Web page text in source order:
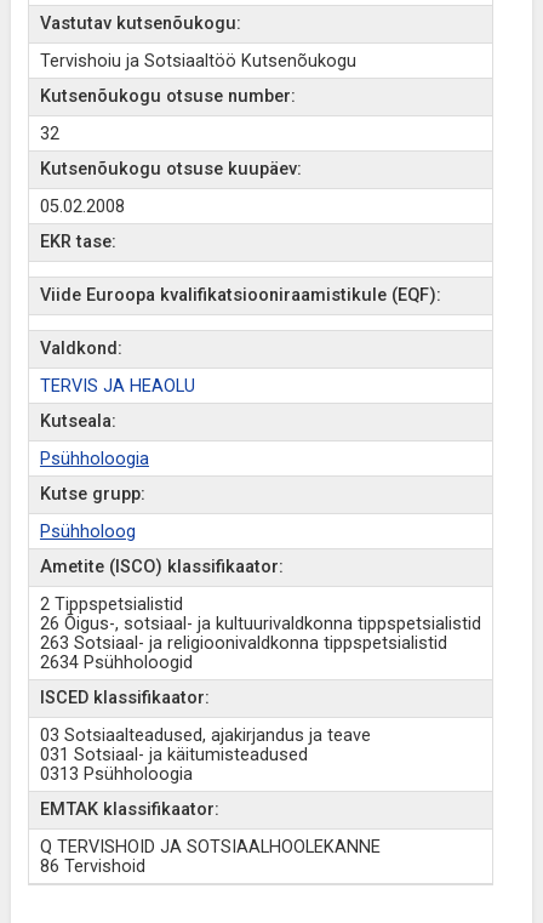
Vastutav kutsenõukogu:
Tervishoiu ja Sotsiaaltöö Kutsenõukogu
Kutsenõukogu otsuse number:
32
Kutsenõukogu otsuse kuupäev:
05.02.2008
EKR tase:
Viide Euroopa kvalifikatsiooniraamistikule (EQF):
Valdkond:
TERVIS JA HEAOLU
Kutseala:
Psühholoogia
Kutse grupp:
Psühholoog
Ametite (ISCO) klassifikaator:
2 Tippspetsialistid
26 Õigus-, sotsiaal- ja kultuurivaldkonna tippspetsialistid
263 Sotsiaal- ja religioonivaldkonna tippspetsialistid
2634 Psühholoogid
ISCED klassifikaator:
03 Sotsiaalteadused, ajakirjandus ja teave
031 Sotsiaal- ja käitumisteadused
0313 Psühholoogia
EMTAK klassifikaator:
Q TERVISHOID JA SOTSIAALHOOLEKANNE
86 Tervishoid